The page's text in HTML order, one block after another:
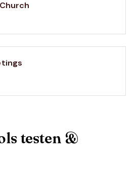
testen &